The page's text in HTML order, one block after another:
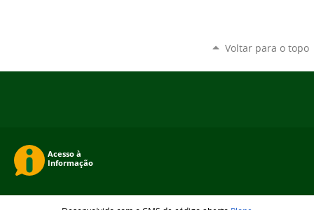
Voltar para o topo